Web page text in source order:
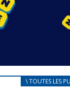
D’ACCUEIL\ TOUTES LES